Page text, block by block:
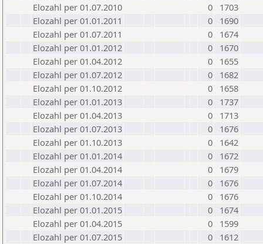
Elozahl per 01.07.2010
0
1703
Elozahl per 01.01.2011
0
1690
Elozahl per 01.07.2011
0
1674
Elozahl per 01.01.2012
0
1670
Elozahl per 01.04.2012
0
1655
Elozahl per 01.07.2012
0
1682
Elozahl per 01.10.2012
0
1658
Elozahl per 01.01.2013
0
1737
Elozahl per 01.04.2013
0
1713
Elozahl per 01.07.2013
0
1676
Elozahl per 01.10.2013
0
1642
Elozahl per 01.01.2014
0
1672
Elozahl per 01.04.2014
0
1679
Elozahl per 01.07.2014
0
1676
Elozahl per 01.10.2014
0
1676
Elozahl per 01.01.2015
0
1674
Elozahl per 01.04.2015
0
1599
Elozahl per 01.07.2015
0
1612